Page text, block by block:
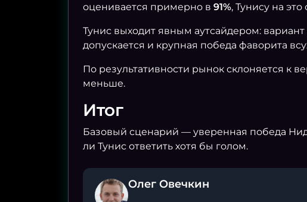
оценивается примерно в 91%, Тунису на
Тунис выходит явным аутсайдером:
допускается и крупная победа фаворита
По результативности рынок склоняется к
меньше.
Итог
Базовый сценарий — уверенная победа
ли Тунис ответить хотя бы голом.
Олег Овечкин